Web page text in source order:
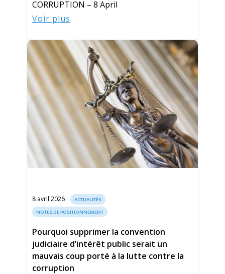
CORRUPTION – 8 April
Voir plus
8 avril 2026
ACTUALITÉS
NOTES DE POSITIONNEMENT
Pourquoi supprimer la convention
judiciaire d’intérêt public serait un
mauvais coup porté à la lutte contre la
corruption